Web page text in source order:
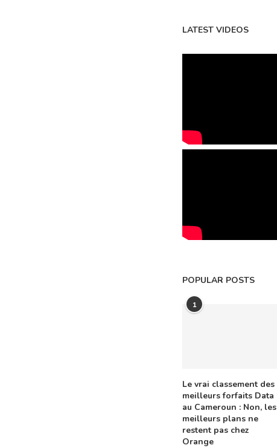
LATEST VIDEOS
POPULAR POSTS
1
Le vrai classement des
meilleurs forfaits Data
au Cameroun : Non, les
meilleurs plans ne
restent pas chez
Orange